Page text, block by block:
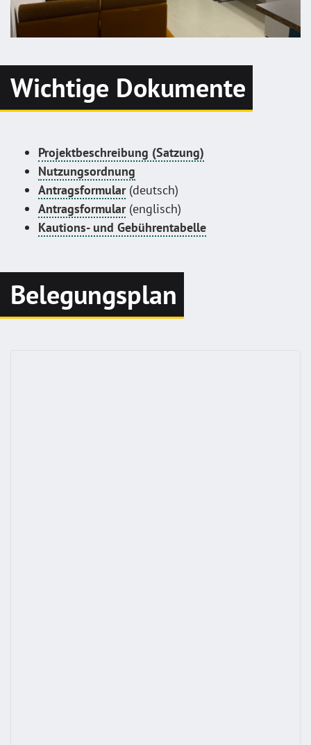
Wichtige Dokumente
Projektbeschreibung (Satzung)
Nutzungsordnung
Antragsformular(deutsch)
Antragsformular(englisch)
Kautions- und Gebührentabelle
Belegungsplan